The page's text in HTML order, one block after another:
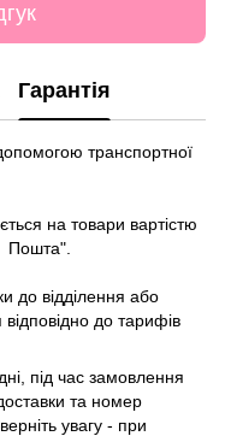
Гарантія
транспортної
на товари вартістю
Пошта".
до відділення або
до тарифів
під час замовлення
та номер
увагу - при